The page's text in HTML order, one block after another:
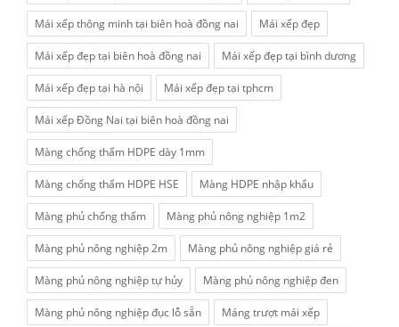
Mái xếp thông minh tại biên hoà đồng nai Mái xếp đẹp
Mái xếp đẹp tại biên hoà đồng nai Mái xếp đẹp tại bình dương
Mái xếp đẹp tại hà nội Mái xếp đẹp tại tphcm
Mái xếp Đồng Nai tại biên hoà đồng nai
Màng chống thấm HDPE dày 1mm
Màng chống thấm HDPE HSE Màng HDPE nhập khẩu
Màng phủ chống thấm Màng phủ nông nghiệp 1m2
Màng phủ nông nghiệp 2m Màng phủ nông nghiệp giá rẻ
Màng phủ nông nghiệp tự hủy Màng phủ nông nghiệp đen
Màng phủ nông nghiệp đục lỗ sẵn Máng trượt mái xếp